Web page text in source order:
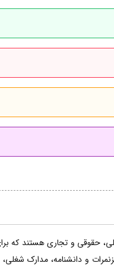
و تجاری هستند که برای
و دانشنامه، مدارک